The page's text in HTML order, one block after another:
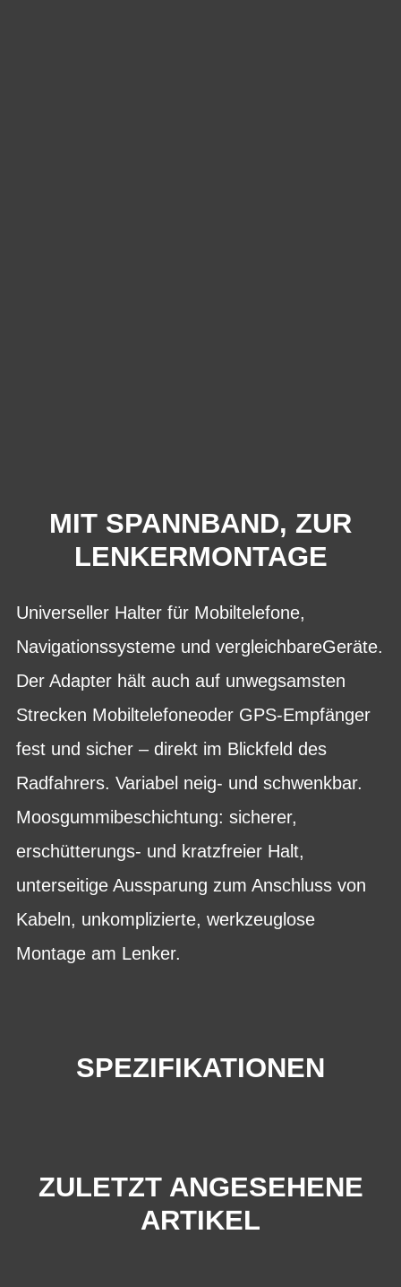
MIT SPANNBAND, ZUR
LENKERMONTAGE
Universeller Halter für Mobiltelefone,
Navigationssysteme und vergleichbareGeräte.
Der Adapter hält auch auf unwegsamsten
Strecken Mobiltelefoneoder GPS-Empfänger
fest und sicher – direkt im Blickfeld des
Radfahrers. Variabel neig- und schwenkbar.
Moosgummibeschichtung: sicherer,
erschütterungs- und kratzfreier Halt,
unterseitige Aussparung zum Anschluss von
Kabeln, unkomplizierte, werkzeuglose
Montage am Lenker.
SPEZIFIKATIONEN
ZULETZT ANGESEHENE
ARTIKEL